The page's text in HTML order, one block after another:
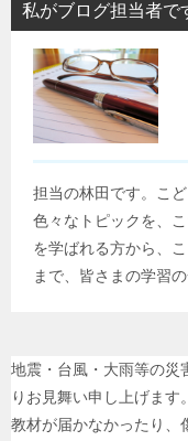
私がブログ担当者で
担当の林田です。こ
色々なトピックを、
を学ばれる方から、
まで、皆さまの学習
地震・台風・大雨等の災
りお見舞い申し上げます
教材が届かなかったり、